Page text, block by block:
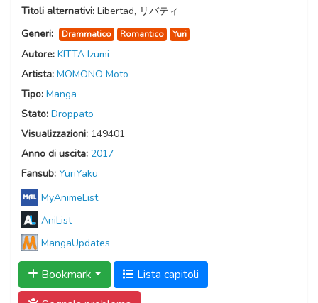
Titoli alternativi: Libertad, リバティ
Generi:
Drammatico Romantico Yuri
Autore: KITTA Izumi
Artista: MOMONO Moto
Tipo: Manga
Stato: Droppato
Visualizzazioni: 149401
Anno di uscita: 2017
Fansub: YuriYaku
MyAnimeList
AniList
MangaUpdates
Bookmark
Lista capitoli